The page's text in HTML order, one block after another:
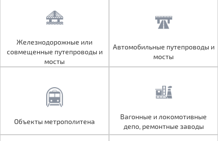
Железнодорожные или
совмещенные путепроводы и
мосты
Автомобильные путепроводы и
мосты
Вагонные и локомотивные
Железнодорожные или
совмещенные путепроводы и
мосты
Автомобильные путепроводы и
мосты
Объекты метрополитена
Вагонные и локомотивные
депо, ремонтные заводы